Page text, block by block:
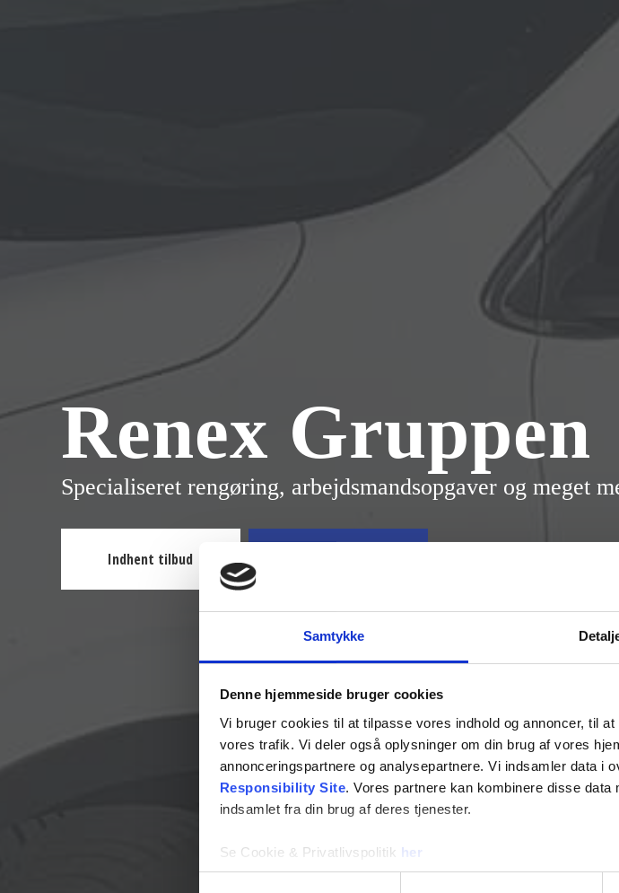
Samtykke
Denne hjemmeside bruger cookies
Vi bruger cookies til at tilpasse vores indhold og annoncer, til
vores trafik. Vi deler også oplysninger om din brug af vores
annonceringspartnere og analysepartnere. Vi indsamler data i
Responsibility Site. Vores partnere kan kombinere disse
indsamlet fra din brug af deres tjenester.
Se Cookie & Privatlivspolitik her
Renex Gruppen
Specialiseret rengøring, arbejdsmandsopgaver og meget
Indhent tilbud